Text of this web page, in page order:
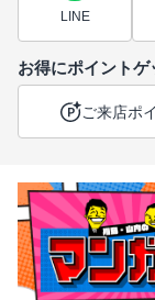
LINE
お得にポイントゲ
ご来店ポ